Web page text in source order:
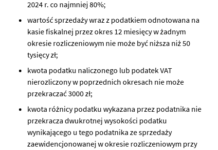
2024 r. co najmniej 80%;
wartość sprzedaży wraz z podatkiem odnotowana na
kasie fiskalnej przez okres 12 miesięcy w żadnym
okresie rozliczeniowym nie może być niższa niż 50
tysięcy zł;
kwota podatku naliczonego lub podatek VAT
nierozliczony w poprzednich okresach nie może
przekraczać 3000 zł;
kwota różnicy podatku wykazana przez podatnika nie
przekracza dwukrotnej wysokości podatku
wynikającego u tego podatnika ze sprzedaży
zaewidencjonowanej w okresie rozliczeniowym przy